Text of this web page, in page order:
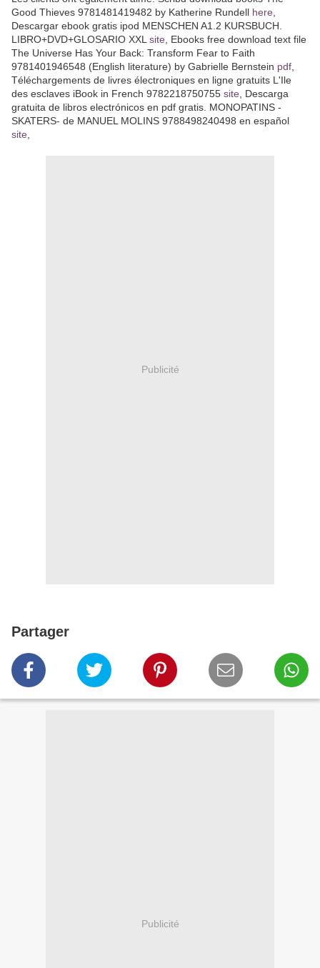
Good Thieves 9781481419482 by Katherine Rundell here
Descargar ebook gratis ipod MENSCHEN A1.2 KURSBUCH.
LIBRO+DVD+GLOSARIO XXL site , Ebooks free download text file
The Universe Has Your Back: Transform Fear to Faith
9781401946548 (English literature) by Gabrielle Bernstein pdf
Téléchargements de livres électroniques en ligne gratuits L'Ile
des esclaves iBook in French 9782218750755 site , Descarga
gratuita de libros electrónicos en pdf gratis. MONOPATINS -
SKATERS- de MANUEL MOLINS 9788498240498 en español
site
Publicité
Partager
Publicité